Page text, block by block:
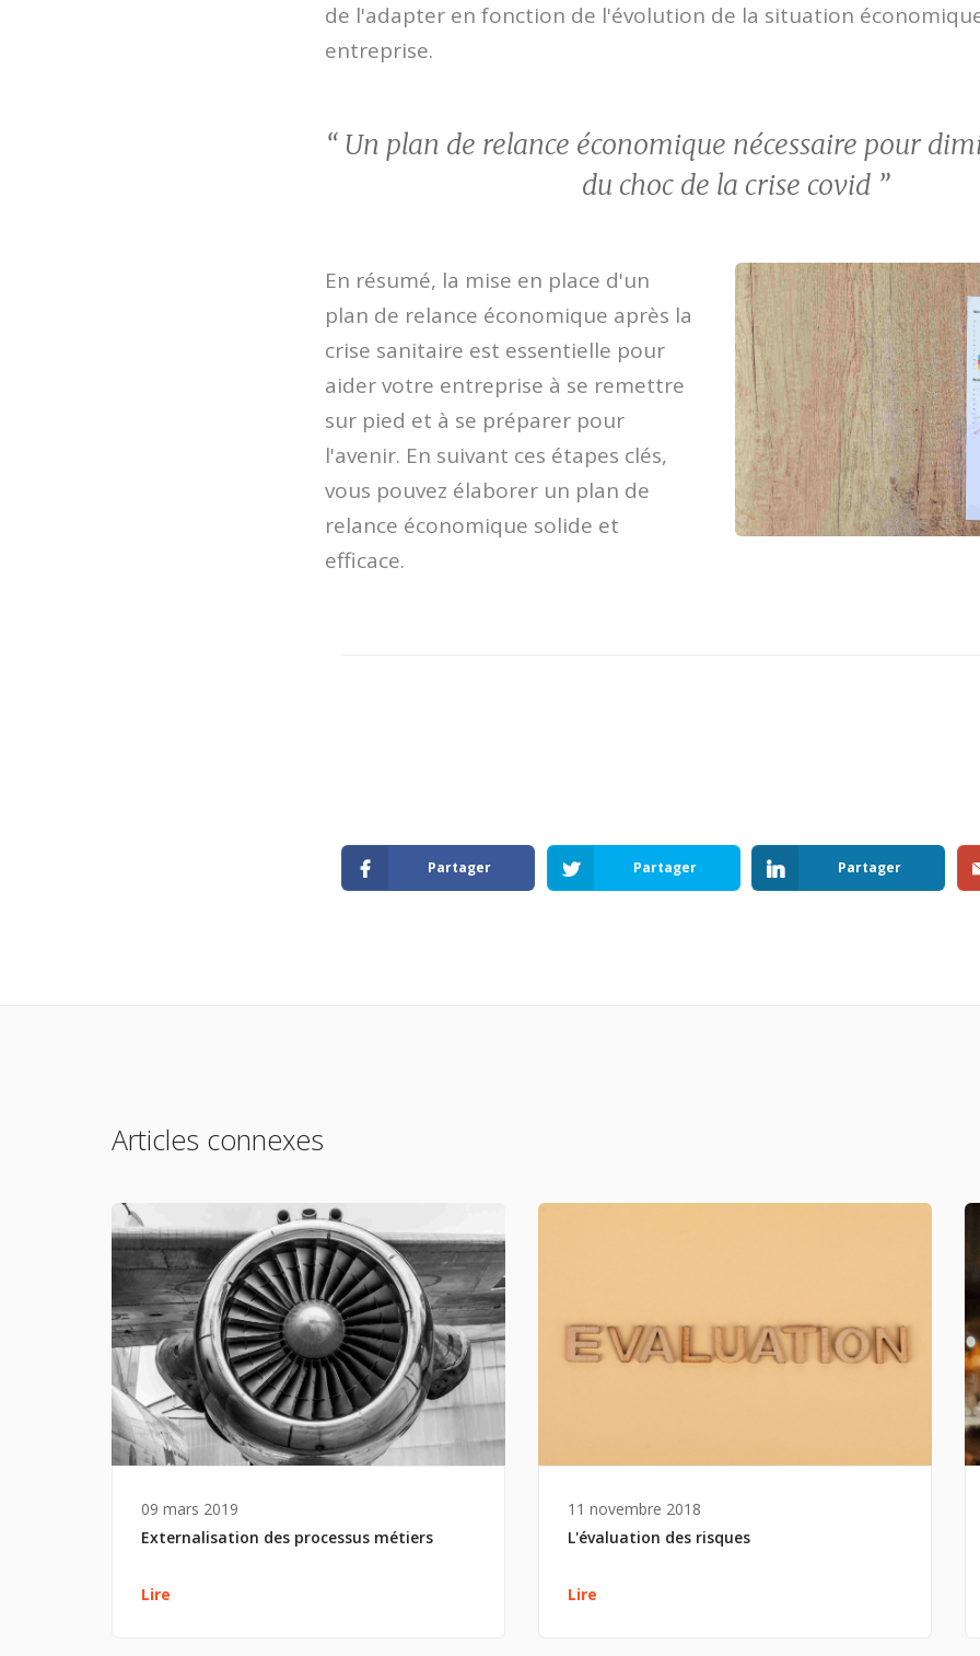
de l'adapter en fonction de l'évolution de la situation
entreprise.
“ Un plan de relance économique nécessaire pour
du choc de la crise covid ”
En résumé, la mise en place d'un
plan de relance économique après la
crise sanitaire est essentielle pour
aider votre entreprise à se remettre
sur pied et à se préparer pour
l'avenir. En suivant ces étapes clés,
vous pouvez élaborer un plan de
relance économique solide et
efficace.
Partager Partager Partager
Articles connexes
09 mars 2019
Externalisation des processus métiers
Lire
11 novembre 2018
L'évaluation des risques
Lire